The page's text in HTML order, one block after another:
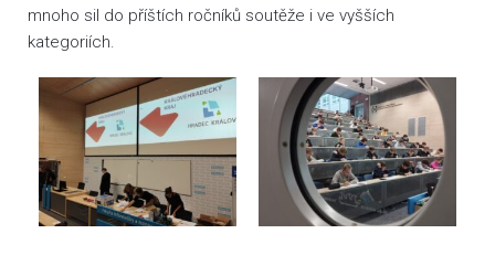
mnoho sil do příštích ročníků soutěže i ve vyšších
kategoriích.